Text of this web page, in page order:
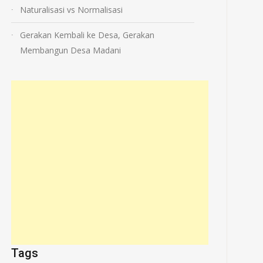
Naturalisasi vs Normalisasi
Gerakan Kembali ke Desa, Gerakan
Membangun Desa Madani
Tags